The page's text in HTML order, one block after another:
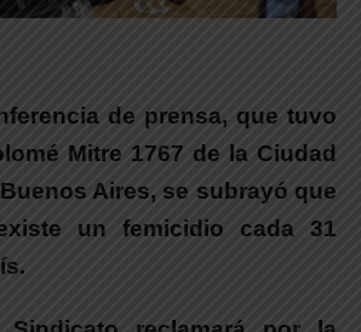
de prensa, que tuvo
Mitre 1767 de la Ciudad
Aires, se subrayó que
un femicidio cada 31